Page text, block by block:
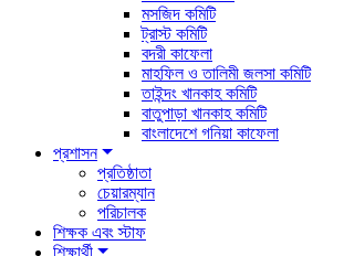
মসজিদ কমিটি
ট্রাস্ট কমিটি
বদরী কাফেলা
মাহফিল ও তালিমী জলসা কমিটি
তাইন্দং খানকাহ কমিটি
বাতুপাড়া খানকাহ কমিটি
বাংলাদেশে গনিয়া কাফেলা
প্রশাসন
প্রতিষ্ঠাতা
চেয়ারম্যান
পরিচালক
শিক্ষক এবং স্টাফ
শিক্ষার্থী